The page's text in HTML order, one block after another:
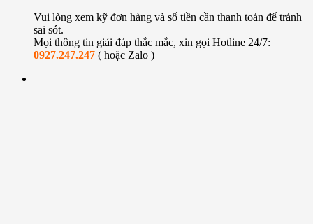
Vui lòng xem kỹ đơn hàng và số tiền cần thanh toán để tránh
sai sót.
Mọi thông tin giải đáp thắc mắc, xin gọi Hotline 24/7:
0927.247.247 ( hoặc Zalo )